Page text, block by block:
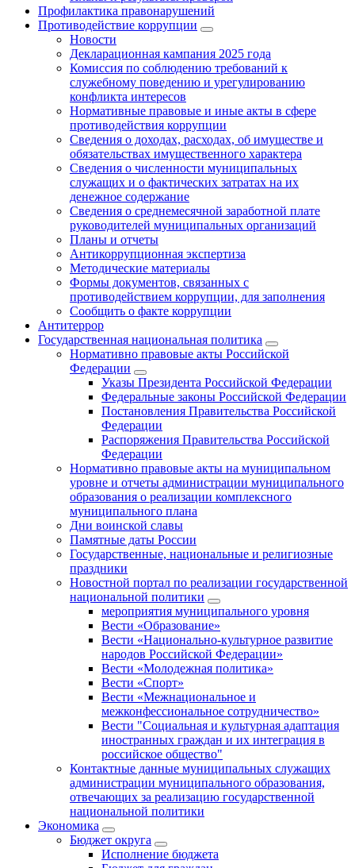
Профилактика правонарушений
Противодействие коррупции
Новости
Декларационная кампания 2025 года
Комиссия по соблюдению требований к
служебному поведению и урегулированию
конфликта интересов
Нормативные правовые и иные акты в сфере
противодействия коррупции
Сведения о доходах, расходах, об имуществе и
обязательствах имущественного характера
Сведения о численности муниципальных
служащих и о фактических затратах на их
денежное содержание
Сведения о среднемесячной заработной плате
руководителей муниципальных организаций
Планы и отчеты
Антикоррупционная экспертиза
Методические материалы
Формы документов, связанных с
противодействием коррупции, для заполнения
Сообщить о факте коррупции
Антитеррор
Государственная национальная политика
Нормативно правовые акты Российской
Федерации
Указы Президента Российской Федерации
Федеральные законы Российской Федерации
Постановления Правительства Российской
Федерации
Распоряжения Правительства Российской
Федерации
Нормативно правовые акты на муниципальном
уровне и отчеты администрации муниципального
образования о реализации комплексного
муниципального плана
Дни воинской славы
Памятные даты России
Государственные, национальные и религиозные
праздники
Новостной портал по реализации государственной
национальной политики
мероприятия муниципального уровня
Вести «Образование»
Вести «Национально-культурное развитие
народов Российской Федерации»
Вести «Молодежная политика»
Вести «Спорт»
Вести «Межнациональное и
межконфессиональное сотрудничество»
Вести "Социальная и культурная адаптация
иностранных граждан и их интеграция в
российское общество"
Контактные данные муниципальных служащих
администрации муниципального образования,
отвечающих за реализацию государственной
национальной политики
Экономика
Бюджет округa
Исполнение бюджета